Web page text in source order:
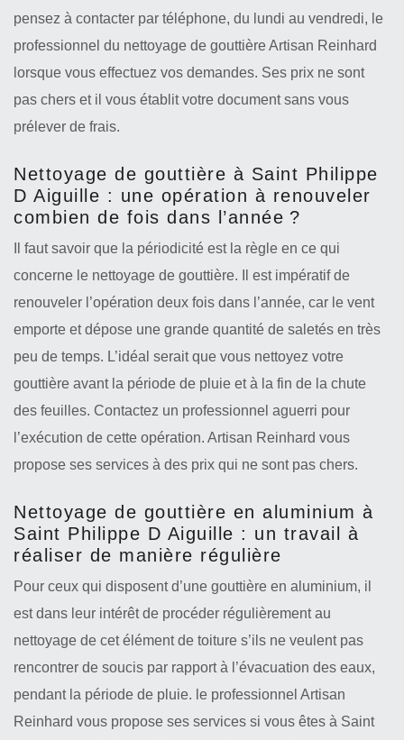
pensez à contacter par téléphone, du lundi au vendredi, le
professionnel du nettoyage de gouttière Artisan Reinhard
lorsque vous effectuez vos demandes. Ses prix ne sont
pas chers et il vous établit votre document sans vous
prélever de frais.
Nettoyage de gouttière à Saint Philippe
D Aiguille : une opération à renouveler
combien de fois dans l’année ?
Il faut savoir que la périodicité est la règle en ce qui
concerne le nettoyage de gouttière. Il est impératif de
renouveler l’opération deux fois dans l’année, car le vent
emporte et dépose une grande quantité de saletés en très
peu de temps. L’idéal serait que vous nettoyez votre
gouttière avant la période de pluie et à la fin de la chute
des feuilles. Contactez un professionnel aguerri pour
l’exécution de cette opération. Artisan Reinhard vous
propose ses services à des prix qui ne sont pas chers.
Nettoyage de gouttière en aluminium à
Saint Philippe D Aiguille : un travail à
réaliser de manière régulière
Pour ceux qui disposent d’une gouttière en aluminium, il
est dans leur intérêt de procéder régulièrement au
nettoyage de cet élément de toiture s’ils ne veulent pas
rencontrer de soucis par rapport à l’évacuation des eaux,
pendant la période de pluie. le professionnel Artisan
Reinhard vous propose ses services si vous êtes à Saint